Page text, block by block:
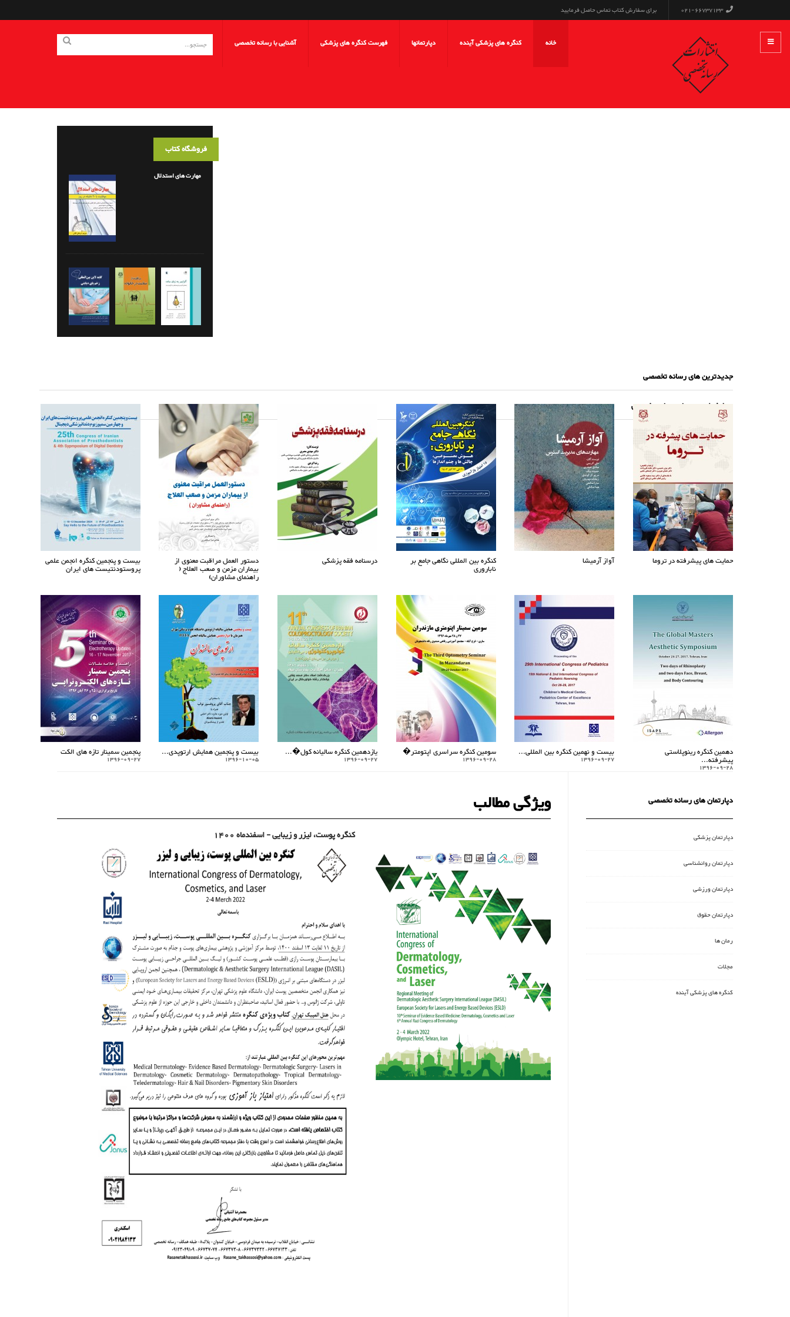
021-66737133 برای سفارش کتاب تماس حاصل فرمایید
خانه کنگره های پزشکی آینده دپارتمانها فهرست کنگره های پزشکی آشنایی با رسانه تخصصی
فروشگاه کتاب
مهارت های استدلال
جدیدترین های رسانه تخصصی
پرطرفدارترین های رسانه تخصصی
حمایت های پیشرفته در تروما آواز آرمیشا کنگره بین المللی نگاهی جامع بر
ناباروری
درسنامه فقه پزشکی دستور العمل مراقبت معنوی از
بیماران مزمن و صعب العلاج (
راهنمای مشاوران)
بیست و پنجمین کنگره انجمن علمی
پروستودنتیست های ایران
دهمین کنگره رینوپلاستی
پیشرفته...
1396-09-28
بیست و نهمین کنگره بین المللی...
1396-09-27
سومین کنگره سراسری اپتومتر�
1396-09-28
یازدهمین کنگره سالیانه کول�...
1396-09-27
بیست و پنجمین همایش ارتوپدی...
1396-10-05
پنجمین سمینار تازه های الکت
1396-09-27
ویژگی مطالب
کنگره پوست، لیزر و زیبایی - اسفندماه 1400
دپارتمان های رسانه تخصصی
دپارتمان پزشکی
دپارتمان روانشناسی
دپارتمان ورزشی
دپارتمان حقوق
رمان ها
مجلات
کنگره های پزشکی آینده